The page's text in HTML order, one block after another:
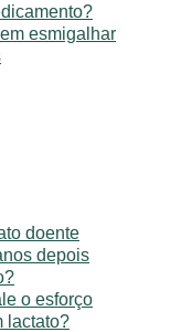
esmigalhar
doente
depois
o esforço
lactato?